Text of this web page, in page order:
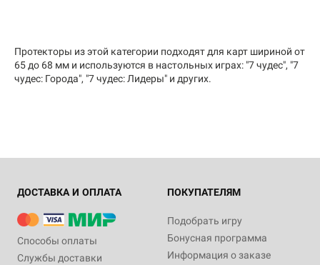
Протекторы из этой категории подходят для карт шириной от
65 до 68 мм и используются в настольных играх: "7 чудес", "7
чудес: Города", "7 чудес: Лидеры" и других.
ДОСТАВКА И ОПЛАТА
Способы оплаты
Службы доставки
ПОКУПАТЕЛЯМ
Подобрать игру
Бонусная программа
Информация о заказе